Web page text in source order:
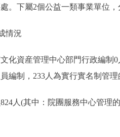
。下屬2個公益一類事業單位
情況
資産管理中心部門行政編制0
編制，233人為實行實名制管
人(其中：院團服務中心管理的